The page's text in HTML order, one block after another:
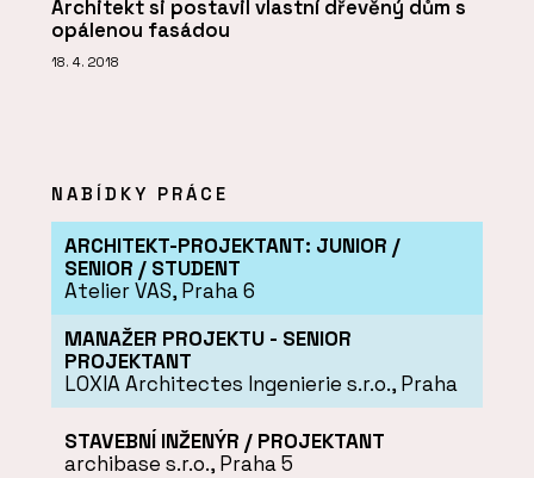
Architekt si postavil vlastní dřevěný dům s
opálenou fasádou
18. 4. 2018
NABÍDKY PRÁCE
ARCHITEKT-PROJEKTANT: JUNIOR /
SENIOR / STUDENT
Atelier VAS, Praha 6
MANAŽER PROJEKTU - SENIOR
PROJEKTANT
LOXIA Architectes Ingenierie s.r.o., Praha
STAVEBNÍ INŽENÝR / PROJEKTANT
archibase s.r.o., Praha 5